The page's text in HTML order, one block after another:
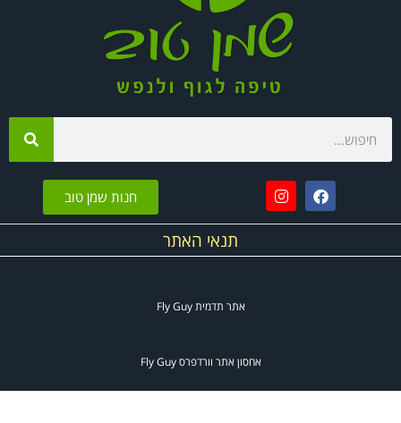
חנות שמן טוב
תנאי האתר
אתר תדמיתFly Guy
אחסון אתר וורדפרסFly Guy